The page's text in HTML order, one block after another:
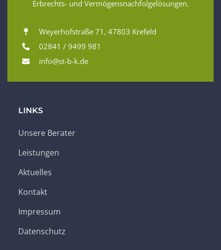
Erbrechts- und Vermögensnachfolgelösungen.
Weyerhofstraße 71, 47803 Krefeld
02841 / 9499 981
info@st-b-k.de
LINKS
Unsere Berater
Leistungen
Aktuelles
Kontakt
Impressum
Datenschutz